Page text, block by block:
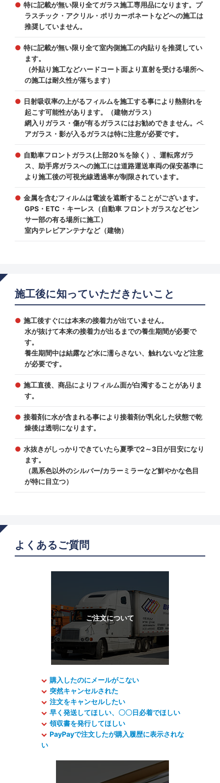
特に記載が無い限り全てガラス施工専用品になります。プ
ラスチック・アクリル・ポリカーポネートなどへの施工は
推奨していません。
特に記載が無い限り全て室内側施工の内貼りを推奨してい
ます。
（外貼り施工などハードコート面より直射を受ける場所へ
の施工は耐久性が落ちます）
日射吸収率の上がるフィルムを施工する事により熱割れを
起こす可能性があります。（建物ガラス）
網入りガラス・傷が有るガラスにはお勧めできません。ペ
アガラス・影が入るガラスは特に注意が必要です。
自動車フロントガラス(上部20％を除く）、運転席ガラ
ス、助手席ガラスへの施工には道路運送車両の保安基準に
より施工後の可視光線透過率が制限されています。
金属を含むフィルムは電波を遮断することがございます。
GPS・ETC・キーレス（自動車 フロントガラスなどセン
サー部の有る場所に施工）
室内テレビアンテナなど（建物）
施工後に知っていただきたいこと
施工後すぐには本来の接着力が出ていません。
水が抜けて本来の接着力が出るまでの養生期間が必要で
す。
養生期間中は結露など水に濡らさない、触れないなど注意
が必要です。
施工直後、商品によりフィルム面が白濁することがありま
す。
接着剤に水が含まれる事により接着剤が乳化した状態で乾
燥後は透明になります。
水抜きがしっかりできていたら夏季で2～3日が目安になり
ます。
（黒系色以外のシルバー/カラーミラーなど鮮やかな色目
が特に目立つ）
よくあるご質問
購入したのにメールがこない
突然キャンセルされた
注文をキャンセルしたい
早く発送してほしい、〇〇日必着でほしい
領収書を発行してほしい
PayPayで注文したが購入履歴に表示されな
い